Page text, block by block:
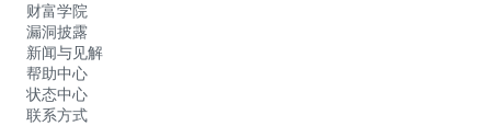
财富学院
漏洞披露
新闻与见解
帮助中心
状态中心
联系方式